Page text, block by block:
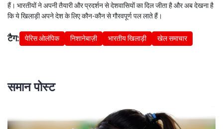
हैं। भारतीयों ने अपनी तैयारी और प्रदर्शन से देशवासियों का दिल जीता है और अब देखना है
कि ये खिलाड़ी अपने देश के लिए कौन-कौन से गौरवपूर्ण पल लाते हैं।
टैग: पेरिस ओलंपिक निशानेबाज़ी भारतीय खिलाड़ी खेल समाचार
समान पोस्ट